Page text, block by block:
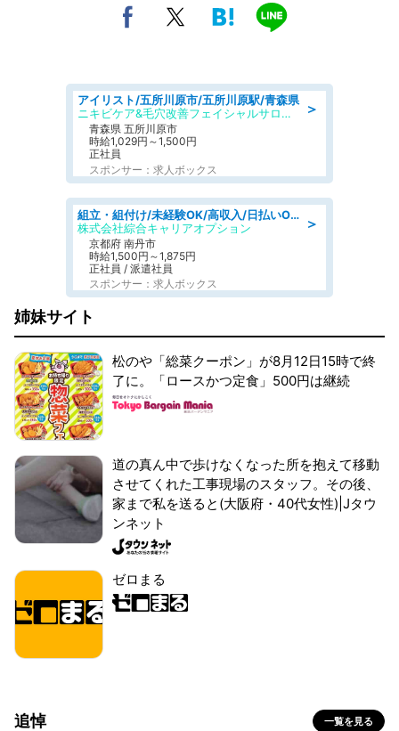
＞
アイリスト/五所川原市/五所川原駅/青森県
ニキビケア&毛穴改善フェイシャルサロン BELDAD
青森県 五所川原市
時給1,029円～1,500円
正社員
スポンサー：求人ボックス
＞
組立・組付け/未経験OK/高収入/日払いOK/寮費無料/交替制
株式会社綜合キャリアオプション
京都府 南丹市
時給1,500円～1,875円
正社員 / 派遣社員
スポンサー：求人ボックス
姉妹サイト
松のや「総菜クーポン」が8月12日15時で終
了に。「ロースかつ定食」500円は継続
道の真ん中で歩けなくなった所を抱えて移動
させてくれた工事現場のスタッフ。その後、
家まで私を送ると(大阪府・40代女性)|Jタウ
ンネット
ゼロまる
追悼 一覧を見る